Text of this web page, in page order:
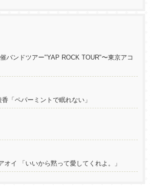
バンドツアー"YAP ROCK TOUR"〜東京アコ
「ペパーミントで眠れない」
オイ 「いいから黙って愛してくれよ。」